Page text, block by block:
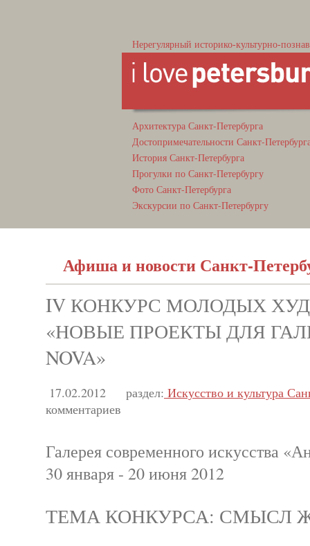
Нерегулярный историко-культурно-
Архитектура Санкт-Петербурга
Достопримечательности Санкт-
История Санкт-Петербурга
Прогулки по Санкт-Петербургу
Фото Санкт-Петербурга
Экскурсии по Санкт-Петербургу
Афиша и новости Санкт-
IV КОНКУРС МОЛОДЫХ
«НОВЫЕ ПРОЕКТЫ ДЛЯ
NOVA»
17.02.2012 раздел: Искусство и культура
комментариев
Галерея современного искусства
30 января - 20 июня 2012
ТЕМА КОНКУРСА: СМЫСЛ